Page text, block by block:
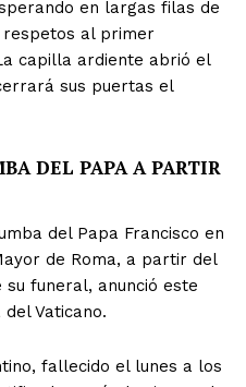
en largas filas de
al primer
capilla ardiente abrió el
sus puertas el
DEL PAPA A PARTIR
del Papa Francisco en
de Roma, a partir del
su funeral, anunció este
Vaticano.
fallecido el lunes a los